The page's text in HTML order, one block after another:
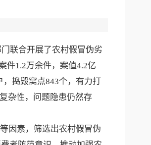
联合开展了农村假冒伪劣
件1.2万余件，案值4.2亿
捣毁窝点843个，有力打
杂性，问题隐患仍然存
因素，筛选出农村假冒伪